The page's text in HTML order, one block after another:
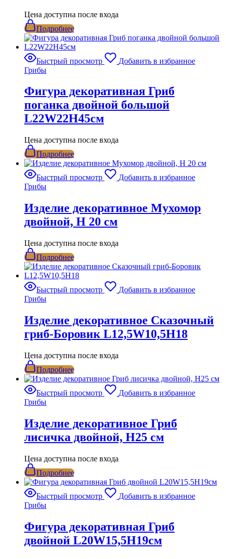
Цена доступна после входа
Подробнее
Быстрый просмотр
Добавить в избранное
Грибы
Фигура декоративная Гриб
поганка двойной большой
L22W22H45см
Цена доступна после входа
Подробнее
Быстрый просмотр
Добавить в избранное
Грибы
Изделие декоративное Мухомор
двойной, H 20 см
Цена доступна после входа
Подробнее
Быстрый просмотр
Добавить в избранное
Грибы
Изделие декоративное Сказочный
гриб-Боровик L12,5W10,5H18
Цена доступна после входа
Подробнее
Быстрый просмотр
Добавить в избранное
Грибы
Изделие декоративное Гриб
лисичка двойной, Н25 см
Цена доступна после входа
Подробнее
Быстрый просмотр
Добавить в избранное
Грибы
Фигура декоративная Гриб
двойной L20W15,5H19см